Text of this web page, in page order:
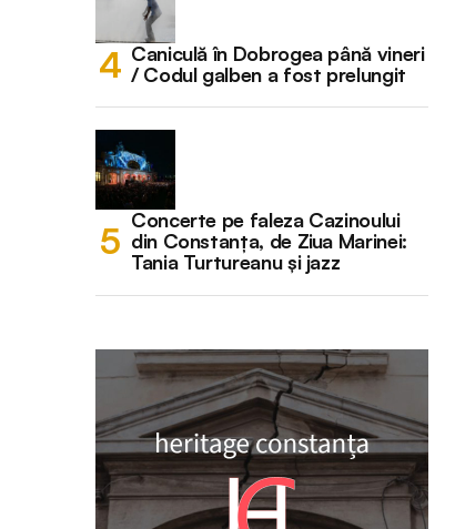
Caniculă în Dobrogea până vineri
/ Codul galben a fost prelungit
Concerte pe faleza Cazinoului
din Constanța, de Ziua Marinei:
Tania Turtureanu și jazz